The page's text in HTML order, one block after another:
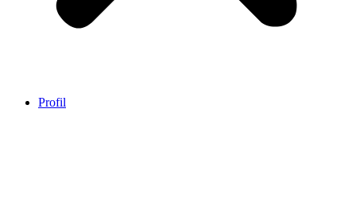
Profil